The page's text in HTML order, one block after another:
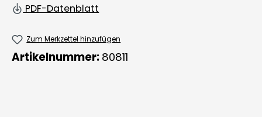
PDF-Datenblatt
Zum Merkzettel hinzufügen
Artikelnummer: 80811